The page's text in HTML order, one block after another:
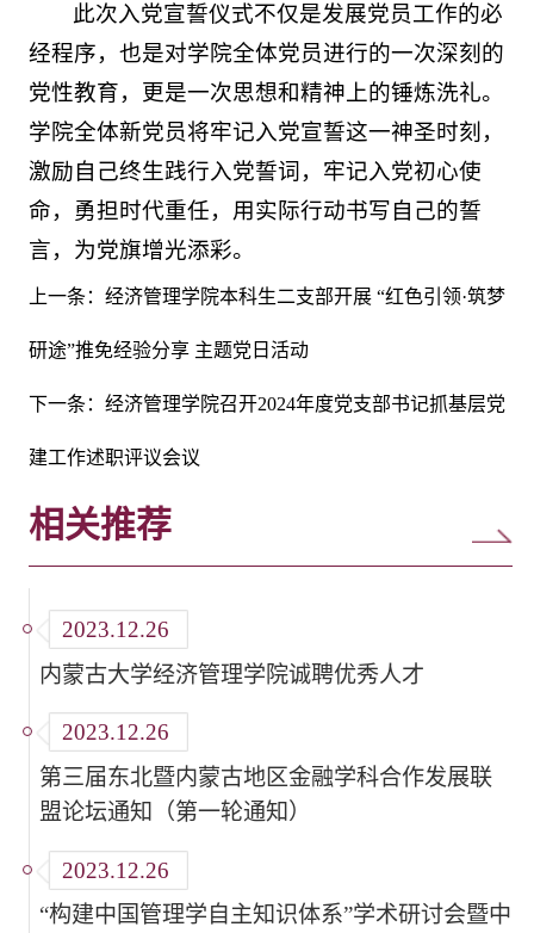
此次入党宣誓仪式不仅是发展党员工作的必
经程序，也是对学院全体党员进行的一次深刻的
党性教育，更是一次思想和精神上的锤炼洗礼。
学院全体新党员将牢记入党宣誓这一神圣时刻，
激励自己终生践行入党誓词，牢记入党初心使
命，勇担时代重任，用实际行动书写自己的誓
言，为党旗增光添彩。
上一条： 经济管理学院本科生二支部开展 “红色引领·筑梦
研途”推免经验分享 主题党日活动
下一条： 经济管理学院召开2024年度党支部书记抓基层党
建工作述职评议会议
相关推荐
2023.12.26
内蒙古大学经济管理学院诚聘优秀人才
2023.12.26
第三届东北暨内蒙古地区金融学科合作发展联
盟论坛通知（第一轮通知）
2023.12.26
“构建中国管理学自主知识体系”学术研讨会暨中